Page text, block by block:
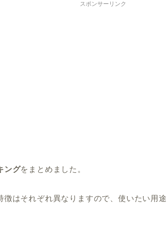
スポンサーリンク
ングをまとめました。
徴はそれぞれ異なりますので、使いたい用